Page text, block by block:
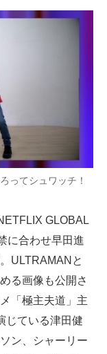
ってシュワッチ！
GLOBAL
に合わせ早田進
ULTRAMANと
る画像も公開さ
「極主夫道」主
じている津田健
ン、シャーリー